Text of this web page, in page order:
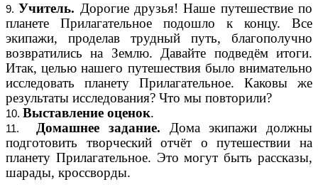
Учитель. Дорогие друзья! Наше путешествие по
планете Прилагательное подошло к концу. Все
экипажи, проделав трудный путь, благополучно
возвратились на Землю. Давайте подведём итоги.
Итак, целью нашего путешествия было внимательно
исследовать планету Прилагательное. Каковы же
результаты исследования? Что мы повторили?
Выставление оценок.
Домашнее задание. Дома экипажи должны
подготовить творческий отчёт о путешествии на
планету Прилагательное. Это могут быть рассказы,
шарады, кроссворды.